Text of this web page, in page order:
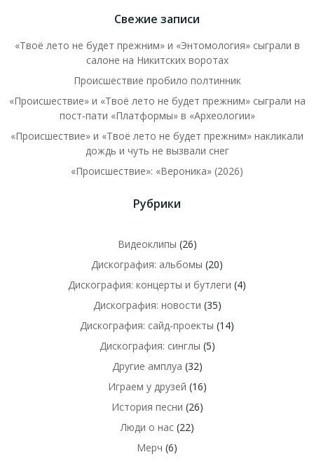
Свежие записи
«Твоё лето не будет прежним» и «Энтомология» сыграли в
салоне на Никитских воротах
Происшествие пробило полтинник
«Происшествие» и «Твоё лето не будет прежним» сыграли на
пост-пати «Платформы» в «Археологии»
«Происшествие» и «Твоё лето не будет прежним» накликали
дождь и чуть не вызвали снег
«Происшествие»: «Вероника» (2026)
Рубрики
Видеоклипы (26)
Дискография: альбомы (20)
Дискография: концерты и бутлеги (4)
Дискография: новости (35)
Дискография: сайд-проекты (14)
Дискография: синглы (5)
Другие амплуа (32)
Играем у друзей (16)
История песни (26)
Люди о нас(22)
Мерч (6)